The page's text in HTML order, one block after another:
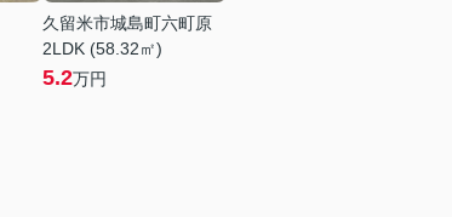
久留米市城島町六町原
2LDK (58.32㎡)
5.2万円